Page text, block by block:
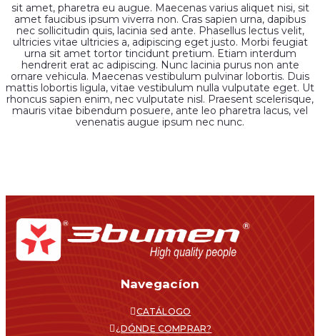
sit amet, pharetra eu augue. Maecenas varius aliquet nisi, sit
amet faucibus ipsum viverra non. Cras sapien urna, dapibus
nec sollicitudin quis, lacinia sed ante. Phasellus lectus velit,
ultricies vitae ultricies a, adipiscing eget justo. Morbi feugiat
urna sit amet tortor tincidunt pretium. Etiam interdum
hendrerit erat ac adipiscing. Nunc lacinia purus non ante
ornare vehicula. Maecenas vestibulum pulvinar lobortis. Duis
mattis lobortis ligula, vitae vestibulum nulla vulputate eget. Ut
rhoncus sapien enim, nec vulputate nisl. Praesent scelerisque,
mauris vitae bibendum posuere, ante leo pharetra lacus, vel
venenatis augue ipsum nec nunc.
Navegacíon
CATÁLOGO
¿DÓNDE COMPRAR?